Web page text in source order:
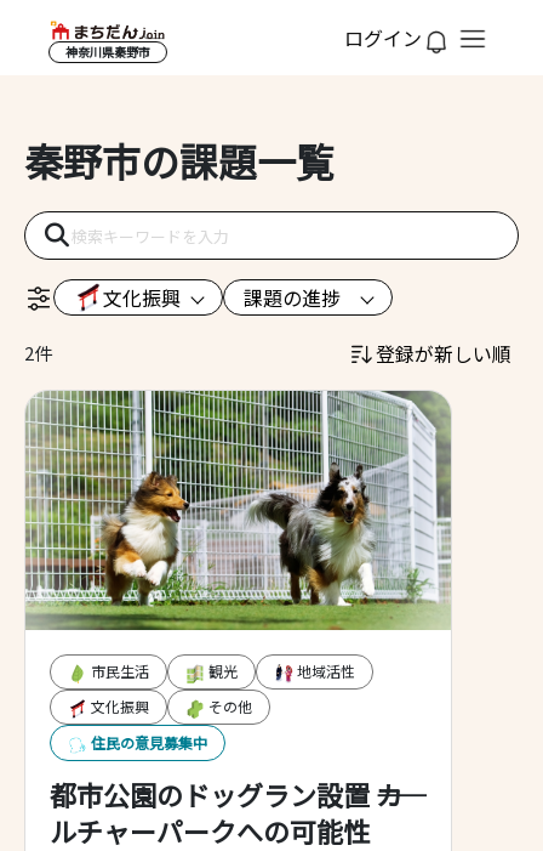
神奈川県秦野市 ログイン
秦野市の課題一覧
文化振興 課題の進捗
2件 登録が新しい順
市民生活 観光
地域活性
文化振興
その他
住民の意見募集中
都市公園のドッグラン設置 ――カ
ルチャーパークへの可能性